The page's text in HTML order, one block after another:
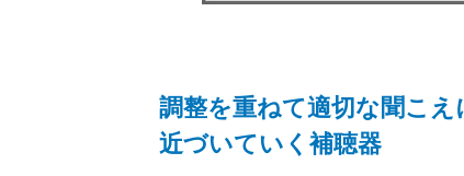
調整を重ねて適切な聞こえ
近づいていく補聴器